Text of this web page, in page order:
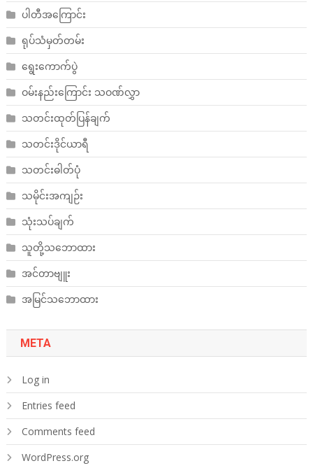
ပါတီအကြောင်း
ရုပ်သံမှတ်တမ်း
ရွေးကောက်ပွဲ
ဝမ်းနည်းကြောင်း သဝဏ်လွှာ
သတင်းထုတ်ပြန်ချက်
သတင်းဒိုင်ယာရီ
သတင်းဓါတ်ပုံ
သမိုင်းအကျဉ်း
သုံးသပ်ချက်
သူတို့သဘောထား
အင်တာဗျူး
အမြင်သဘောထား
META
Log in
Entries feed
Comments feed
WordPress.org